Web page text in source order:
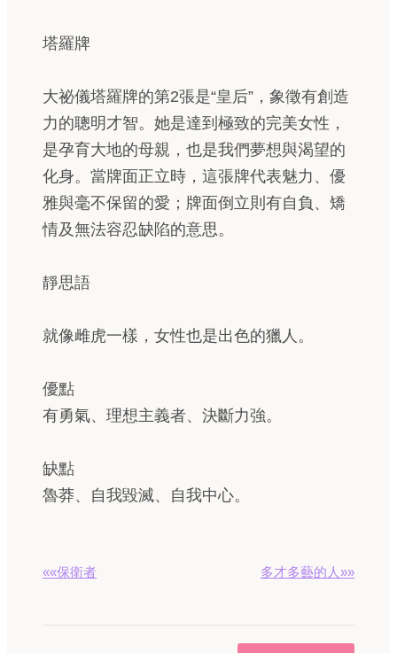
塔羅牌
大祕儀塔羅牌的第2張是“皇后”，象徵有創造
力的聰明才智。她是達到極致的完美女性，
是孕育大地的母親，也是我們夢想與渴望的
化身。當牌面正立時，這張牌代表魅力、優
雅與毫不保留的愛；牌面倒立則有自負、矯
情及無法容忍缺陷的意思。
靜思語
就像雌虎一樣，女性也是出色的獵人。
優點
有勇氣、理想主義者、決斷力強。
缺點
魯莽、自我毀滅、自我中心。
««保衛者 多才多藝的人»»